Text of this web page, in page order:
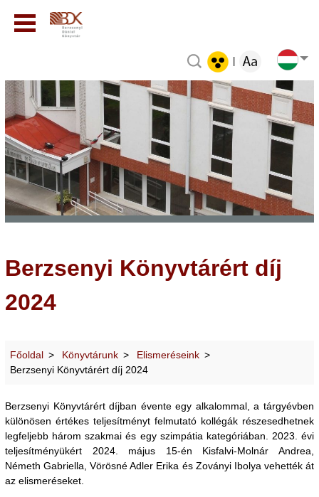
Berzsenyi Könyvtárért díj
2024
Főoldal Könyvtárunk
Elismeréseink
Berzsenyi Könyvtárért díj 2024
Berzsenyi Könyvtárért díjban évente egy alkalommal, a tárgyévben
különösen értékes teljesítményt felmutató kollégák részesedhetnek
legfeljebb három szakmai és egy szimpátia kategóriában. 2023. évi
teljesítményükért 2024. május 15-én Kisfalvi-Molnár Andrea,
Németh Gabriella, Vörösné Adler Erika és Zoványi Ibolya vehették át
az elismeréseket.